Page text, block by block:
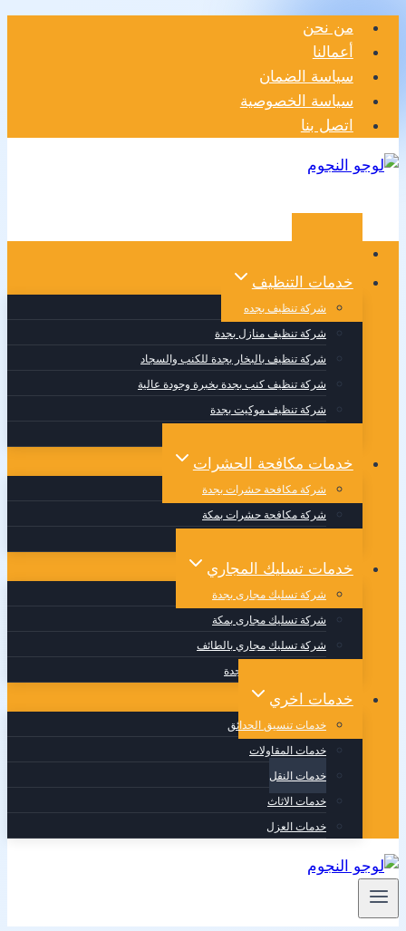
التجاوز
المحتوى
من نحن
أعمالنا
سياسة الضمان
سياسة الخصوصية
اتصل بنا
خدمات التنظيف
شركة تنظيف بجده
شركة تنظيف منازل بجدة
شركة تنظيف بالبخار بجدة للكنب والسجاد
شركة تنظيف كنب بجدة بخبرة وجودة عالية
شركة تنظيف موكيت بجدة
خدمات مكافحة الحشرات
شركة مكافحة حشرات بجدة
شركة مكافحة حشرات بمكة
خدمات تسليك المجاري
شركة تسليك مجارى بجدة
شركة تسليك مجارى بمكة
شركة تسليك مجاري بالطائف
وايت صرف صحي بجدة
خدمات اخري
خدمات تنسيق الحدائق
خدمات المقاولات
خدمات النقل
خدمات الاثاث
خدمات العزل